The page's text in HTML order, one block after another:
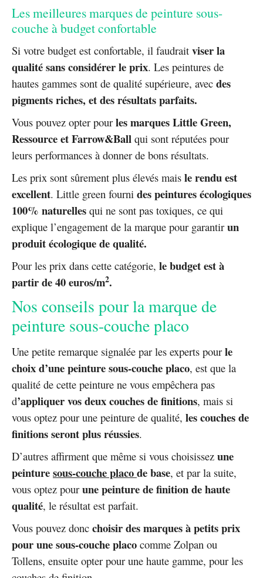
Les meilleures marques de peinture sous-
couche à budget confortable
Si votre budget est confortable, il faudrait viser la
qualité sans considérer le prix. Les peintures de
hautes gammes sont de qualité supérieure, avec des
pigments riches, et des résultats parfaits.
Vous pouvez opter pour les marques Little Green,
Ressource et Farrow&Ball qui sont réputées pour
leurs performances à donner de bons résultats.
Les prix sont sûrement plus élevés mais le rendu est
excellent. Little green fourni des peintures écologiques
100% naturelles qui ne sont pas toxiques, ce qui
explique l’engagement de la marque pour garantir un
produit écologique de qualité.
Pour les prix dans cette catégorie, le budget est à
partir de 40 euros/m2.
Nos conseils pour la marque de
peinture sous-couche placo
Une petite remarque signalée par les experts pour le
choix d’une peinture sous-couche placo, est que la
qualité de cette peinture ne vous empêchera pas
d’appliquer vos deux couches de finitions, mais si
vous optez pour une peinture de qualité, les couches de
finitions seront plus réussies.
D’autres affirment que même si vous choisissez une
peinturesous-couche placode base, et par la suite,
vous optez pour une peinture de finition de haute
qualité, le résultat est parfait.
Vous pouvez donc choisir des marques à petits prix
pour une sous-couche placo comme Zolpan ou
Tollens, ensuite opter pour une haute gamme, pour les